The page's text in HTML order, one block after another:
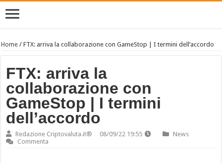
Home /FTX: arriva la collaborazione con GameStop | I termini dell’accordo
FTX: arriva la
collaborazione con
GameStop | I termini
dell’accordo
Redazione Criptovaluta.it® 08/09/22 19:55
News
Commenta